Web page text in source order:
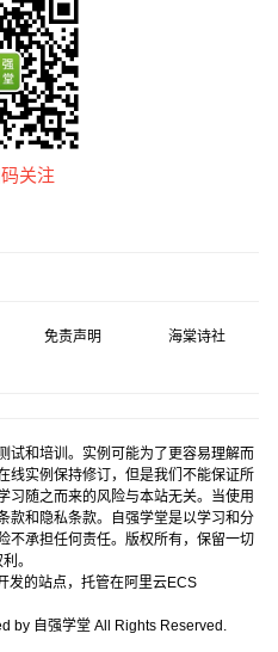
关注
免责声明
海棠诗社
试和培训。实例可能为了更容易理解而
线实例保持修订，但是我们不能保证所
习随之而来的风险与本站无关。当使用
款和隐私条款。自强学堂是以学习和分
不承担任何责任。版权所有，保留一切
。
发的站点，托管在阿里云ECS
by 自强学堂 All Rights Reserved.